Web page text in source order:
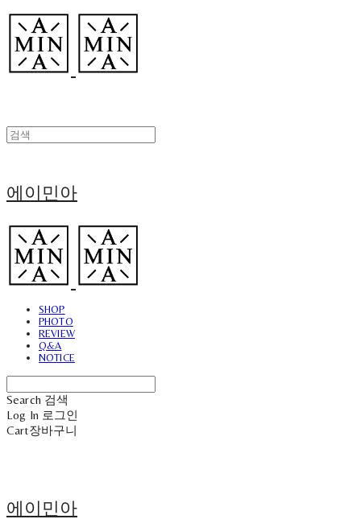
에이민아
SHOP
PHOTO
REVIEW
Q&A
NOTICE
Search 검색
Log In 로그인
Cart장바구니
에이민아